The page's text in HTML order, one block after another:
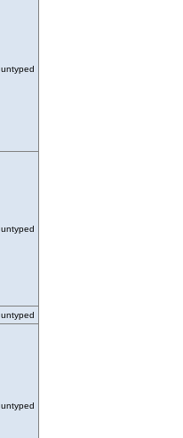
untyped
untyped
untyped
untyped